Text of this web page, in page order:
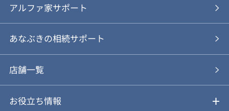
ご売却の流れ
あなぶきの仲介
あなぶきの買取
仲介と買取のメリット・デメリット
ご購入ガイド
物件を探す
購入の流れ
購入前も後も安心サポート
アルファ家サポート
あなぶきの相続サポート
店舗一覧
お役立ち情報